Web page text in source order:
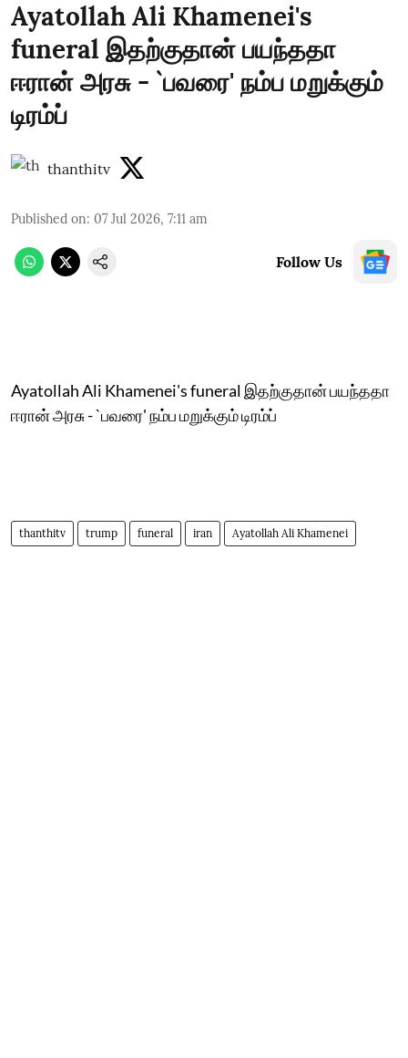
Ayatollah Ali Khamenei's
funeral இதற்குதான் பயந்ததா
ஈரான் அரசு - `பவரை' நம்ப மறுக்கும்
டிரம்ப்
thanthitv
Published on: 07 Jul 2026, 7:11 am
Follow Us
Ayatollah Ali Khamenei's funeral இதற்குதான் பயந்ததா
ஈரான் அரசு - `பவரை' நம்ப மறுக்கும் டிரம்ப்
thanthitv trump funeral iran Ayatollah Ali Khamenei